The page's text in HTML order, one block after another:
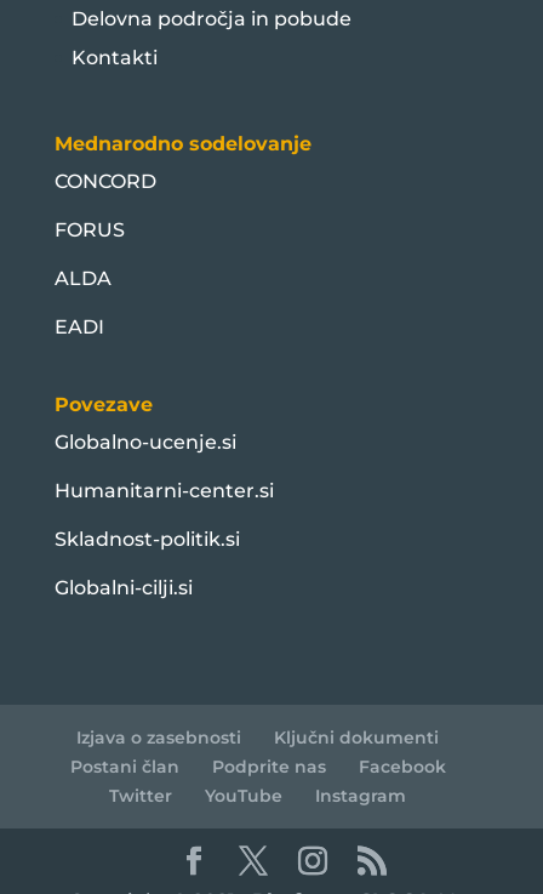
Delovna področja in pobude
Kontakti
Mednarodno sodelovanje
CONCORD
FORUS
ALDA
EADI
Povezave
Globalno-ucenje.si
Humanitarni-center.si
Skladnost-politik.si
Globalni-cilji.si
Izjava o zasebnosti
Ključni dokumenti
Postani član
Podprite nas
Facebook
Twitter
YouTube Instagram